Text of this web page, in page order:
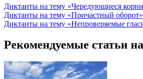
Диктанты на тему «Чередующиеся
Диктанты на тему «Причастный оборот»
Диктанты на тему «Непроверяемые
Рекомендуемые статьи